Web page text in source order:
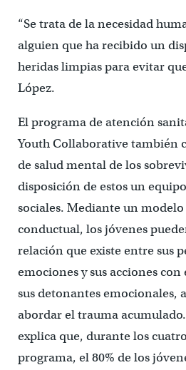
“Se trata de la necesidad
alguien que ha recibido un
heridas limpias para evitar
López.
El programa de atención
Youth Collaborative también
de salud mental de los
disposición de estos un
sociales. Mediante un
conductual, los jóvenes
relación que existe entre sus
emociones y sus acciones
sus detonantes emocionales,
abordar el trauma
explica que, durante los
programa, el 80% de los